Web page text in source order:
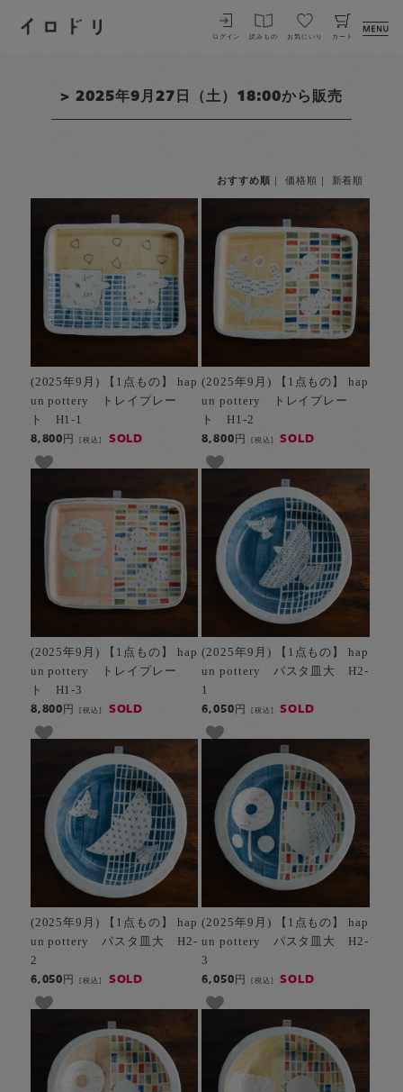
イロドリ
ログイン 読みもの お気にいり カート
> 2025年9月27日（土）18:00から販売
おすすめ順 価格順 新着順
(2025年9月) 【1点もの】 hap
un pottery トレイプレー
ト H1-1
8,800円[税込] SOLD
(2025年9月) 【1点もの】 hap
un pottery トレイプレー
ト H1-2
8,800円 [税込] SOLD
(2025年9月) 【1点もの】 hap
un pottery トレイプレー
ト H1-3
8,800円[税込] SOLD
(2025年9月) 【1点もの】 hap
un pottery パスタ皿大 H2-
1
6,050円 [税込] SOLD
(2025年9月) 【1点もの】 hap
un pottery パスタ皿大 H2-
2
6,050円[税込] SOLD
(2025年9月) 【1点もの】 hap
un pottery パスタ皿大 H2-
3
6,050円 [税込] SOLD